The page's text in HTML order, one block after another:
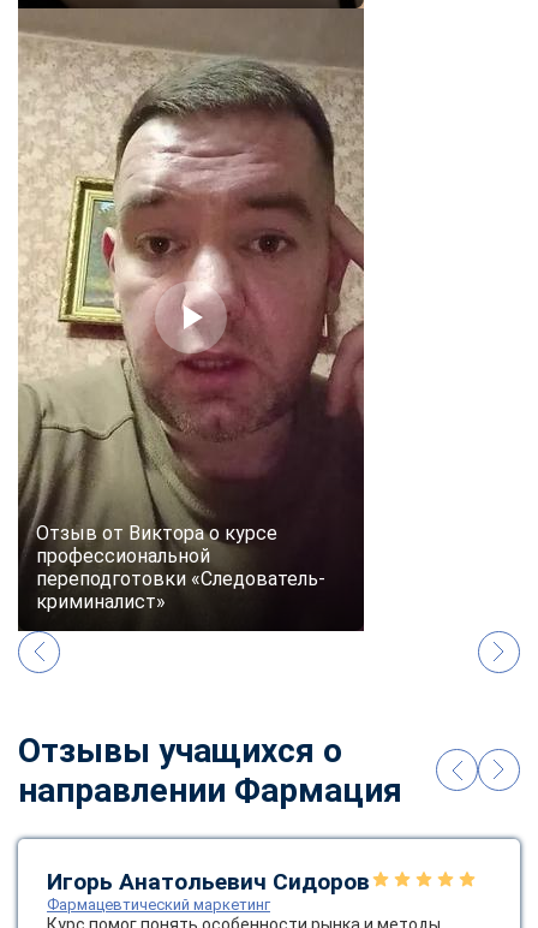
Отзыв от Виктора о курсе
профессиональной
переподготовки «Следователь-
криминалист»
Отзывы учащихся о
направлении Фармация
Игорь Анатольевич Сидоров
Фармацевтический маркетинг
Курс помог понять особенности рынка и методы